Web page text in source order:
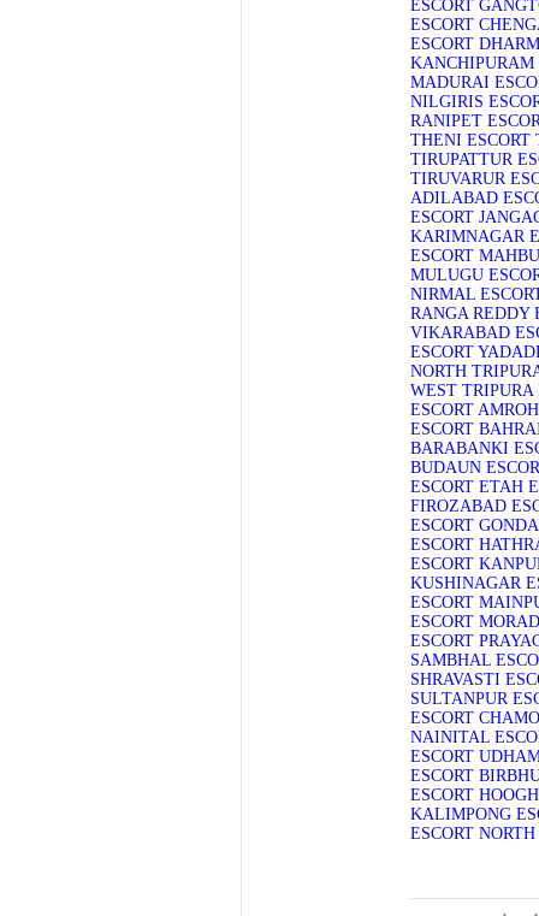
ESCORT
ESCORT
ESCORT
KANCHIPURAM
MADURAI
NILGIRIS
RANIPET
THENI ESCORT
TIRUPATTUR
TIRUVARUR
ADILABAD
ESCORT
KARIMNAGAR
ESCORT
MULUGU
NIRMAL
RANGA REDDY
VIKARABAD
ESCORT
NORTH
WEST TRIPURA
ESCORT
ESCORT
BARABANKI
BUDAUN
ESCORT ETAH
FIROZABAD
ESCORT
ESCORT
ESCORT
KUSHINAGAR
ESCORT
ESCORT
ESCORT
SAMBHAL
SHRAVASTI
SULTANPUR
ESCORT
NAINITAL
ESCORT
ESCORT
ESCORT
KALIMPONG
ESCORT NORTH